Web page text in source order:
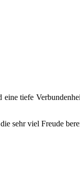
tiefe
sehr viel Freude